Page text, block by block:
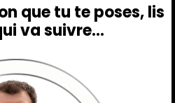
que tu te poses, lis
va suivre...